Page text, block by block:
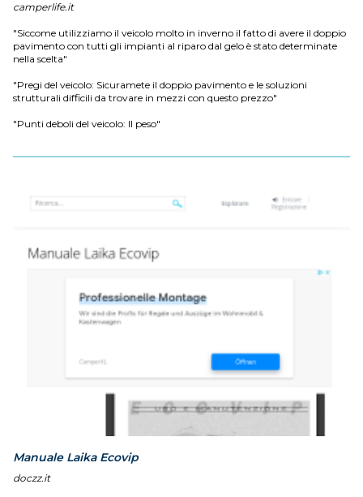
camperlife.it
"Siccome utilizziamo il veicolo molto in inverno il fatto di avere il doppio
pavimento con tutti gli impianti al riparo dal gelo è stato determinate
nella scelta"
"Pregi del veicolo: Sicuramete il doppio pavimento e le soluzioni
strutturali difficili da trovare in mezzi con questo prezzo"
"Punti deboli del veicolo: Il peso"
Manuale Laika Ecovip
doczz.it